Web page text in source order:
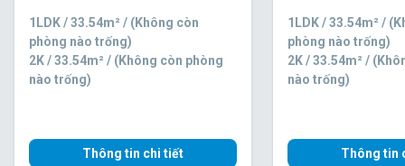
1LDK / 33.54m² / (Không còn
phòng nào trống)
2K / 33.54m² / (Không còn phòng
nào trống)
Thông tin chi tiết
1LDK / 33.54m² /
phòng nào trống)
2K / 33.54m² /
nào trống)
Thông tin